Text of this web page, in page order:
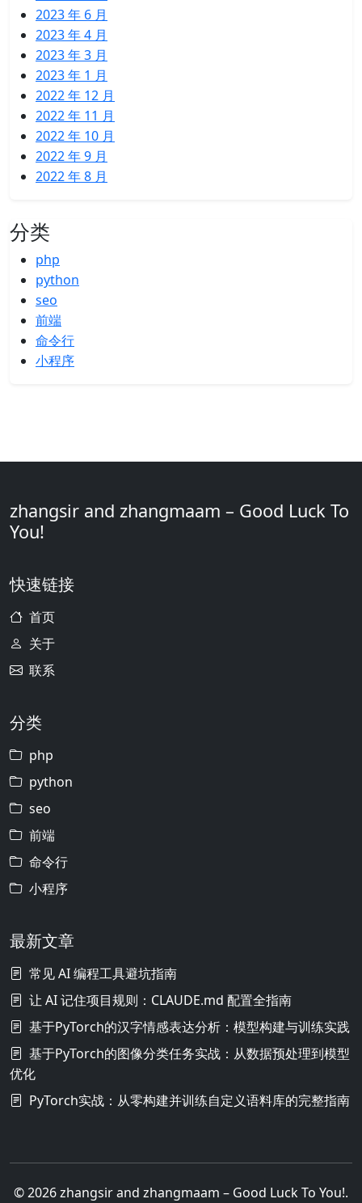
2023 年 6 月
2023 年 4 月
2023 年 3 月
2023 年 1 月
2022 年 12 月
2022 年 11 月
2022 年 10 月
2022 年 9 月
2022 年 8 月
分类
php
python
seo
前端
命令行
小程序
zhangsir and zhangmaam – Good Luck To
You!
快速链接
首页
关于
联系
分类
php
python
seo
前端
命令行
小程序
最新文章
常见 AI 编程工具避坑指南
让 AI 记住项目规则：CLAUDE.md 配置全指南
基于PyTorch的汉字情感表达分析：模型构建与训练实践
基于PyTorch的图像分类任务实战：从数据预处理到模型
优化
PyTorch实战：从零构建并训练自定义语料库的完整指南
© 2026 zhangsir and zhangmaam – Good Luck To You!.